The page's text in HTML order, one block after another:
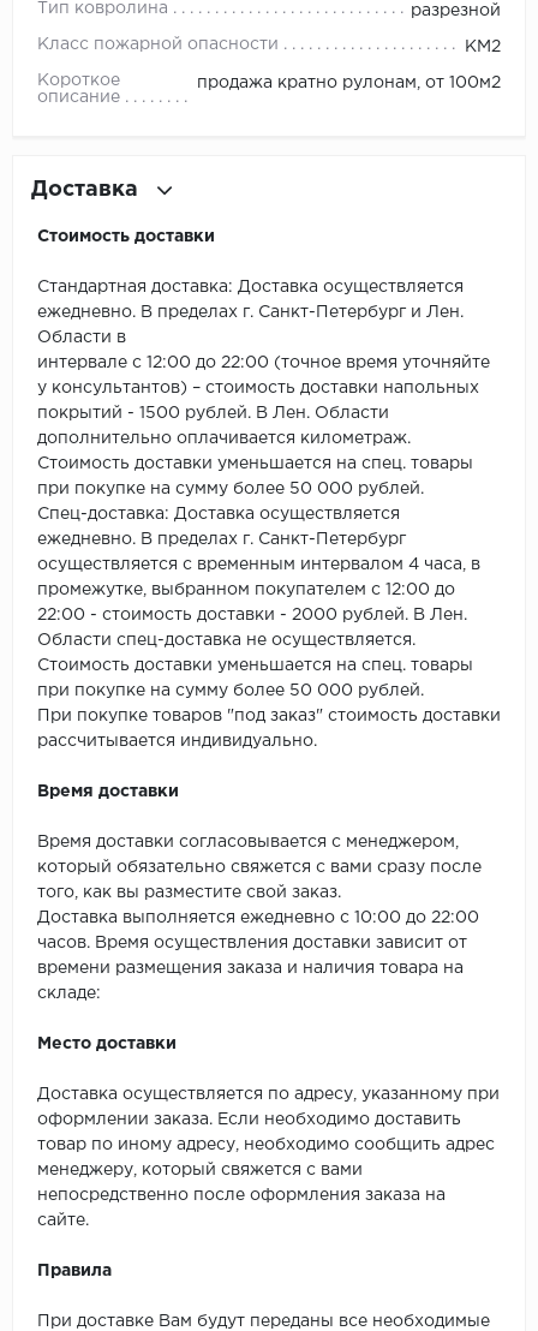
Pergo
Smartprofile
SPC
SPC Alta Step
SPC Betta
SPC Ideal Flooring
SPC Kronostep
TANTO
Vinilam
Тип ковролина разрезной
Класс пожарной опасности КМ2
Короткое
описание
продажа кратно рулонам, от 100м2
Доставка
Стоимость доставки
Стандартная доставка: Доставка осуществляется
ежедневно. В пределах г. Санкт-Петербург и Лен.
Области в
интервале с 12:00 до 22:00 (точное время уточняйте
у консультантов) – стоимость доставки напольных
покрытий - 1500 рублей. В Лен. Области
дополнительно оплачивается километраж.
Стоимость доставки уменьшается на спец. товары
при покупке на сумму более 50 000 рублей.
Спец-доставка: Доставка осуществляется
ежедневно. В пределах г. Санкт-Петербург
осуществляется с временным интервалом 4 часа, в
промежутке, выбранном покупателем с 12:00 до
22:00 - стоимость доставки - 2000 рублей. В Лен.
Области спец-доставка не осуществляется.
Стоимость доставки уменьшается на спец. товары
при покупке на сумму более 50 000 рублей.
При покупке товаров "под заказ" стоимость доставки
рассчитывается индивидуально.
Время доставки
Время доставки согласовывается с менеджером,
который обязательно свяжется с вами сразу после
того, как вы разместите свой заказ.
Доставка выполняется ежедневно с 10:00 до 22:00
часов. Время осуществления доставки зависит от
времени размещения заказа и наличия товара на
складе:
Место доставки
Доставка осуществляется по адресу, указанному при
оформлении заказа. Если необходимо доставить
товар по иному адресу, необходимо сообщить адрес
менеджеру, который свяжется с вами
непосредственно после оформления заказа на
сайте.
Правила
При доставке Вам будут переданы все необходимые